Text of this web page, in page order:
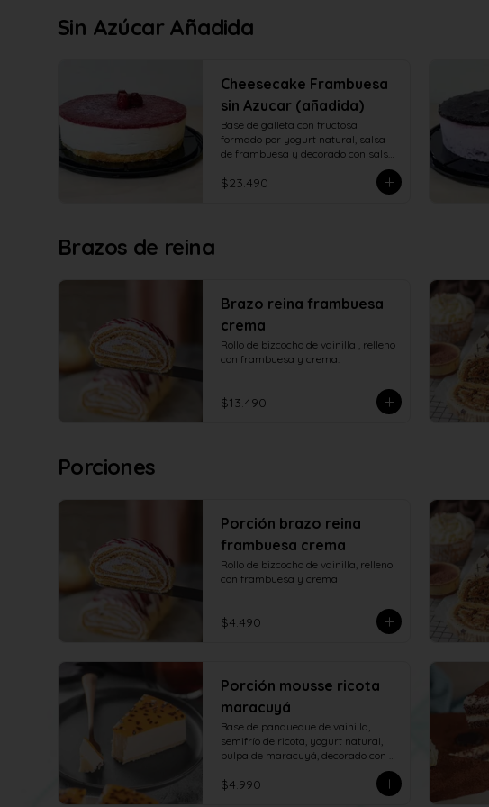
Sin Azúcar Añadida
Cheesecake Frambuesa
sin Azucar (añadida)
Base de galleta con fructosa
formado por yogurt natural, salsa
de frambuesa y decorado con salsa
$23.490
Brazos de reina
Brazo reina frambuesa
crema
Rollo de bizcocho de vainilla , relleno
con frambuesa y crema.
$13.490
Porciones
Porción brazo reina
frambuesa crema
Rollo de bizcocho de vainilla, relleno
con frambuesa y crema
$4.490
Porción mousse ricota
maracuyá
Base de panqueque de vainilla,
semifrío de ricota, yogurt natural,
pulpa de maracuyá, decorado con
$4.990